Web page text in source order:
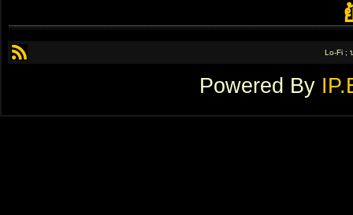
Lo-Fi ;
Powered By